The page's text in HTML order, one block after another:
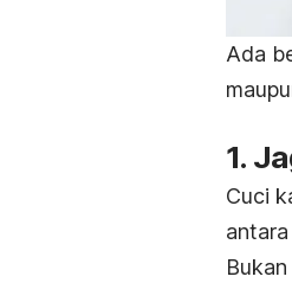
Ada
1.
Cuci